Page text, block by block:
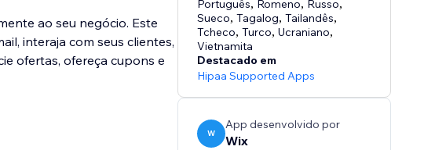
ao seu negócio. Este
interaja com seus clientes,
ofertas, ofereça cupons e
Português, Romeno, Russo,
Sueco,Tagalog,Tailandês,
Tcheco,Turco,Ucraniano,
Vietnamita
Destacado em
Hipaa Supported Apps
W
App desenvolvido por
Wix